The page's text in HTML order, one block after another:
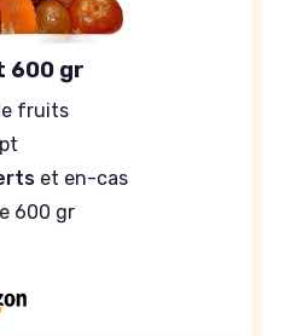
600 gr
fruits
et en-cas
600 gr